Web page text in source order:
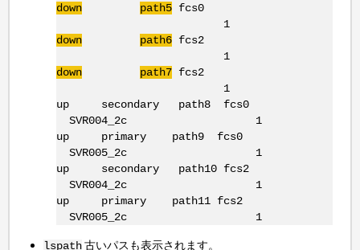
down
path5fcs0
1
down
path6fcs2
1
down
path7fcs2
1
up secondary path8 fcs0
SVR004_2c 1
up primary path9 fcs0
SVR005_2c 1
up secondary path10 fcs2
SVR004_2c 1
up primary path11 fcs2
SVR005_2c 1
lspath古いパスも表示されます。